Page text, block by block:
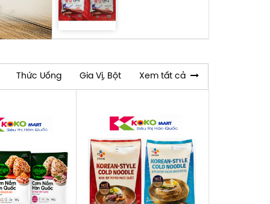
Thức Uống Gia Vị, Bột Xem tất cả